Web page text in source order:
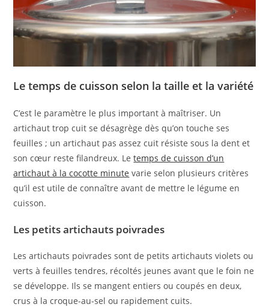
Le temps de cuisson selon la taille et la variété
C’est le paramètre le plus important à maîtriser. Un
artichaut trop cuit se désagrège dès qu’on touche ses
feuilles ; un artichaut pas assez cuit résiste sous la dent et
son cœur reste filandreux. Letemps de cuisson d’un
artichaut à la cocotte minute varie selon plusieurs critères
qu’il est utile de connaître avant de mettre le légume en
cuisson.
Les petits artichauts poivrades
Les artichauts poivrades sont de petits artichauts violets ou
verts à feuilles tendres, récoltés jeunes avant que le foin ne
se développe. Ils se mangent entiers ou coupés en deux,
crus à la croque-au-sel ou rapidement cuits.